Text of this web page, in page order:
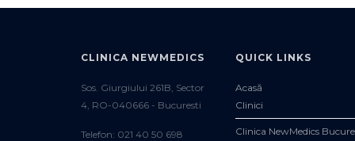
CLINICA NEWMEDICS
Sos. Giurgiului 261B, Sector
4, RO-040666 - Bucuresti
Telefon: 021 40 50 698
QUICK LINKS
Acasă
Clinici
Clinica NewMedics